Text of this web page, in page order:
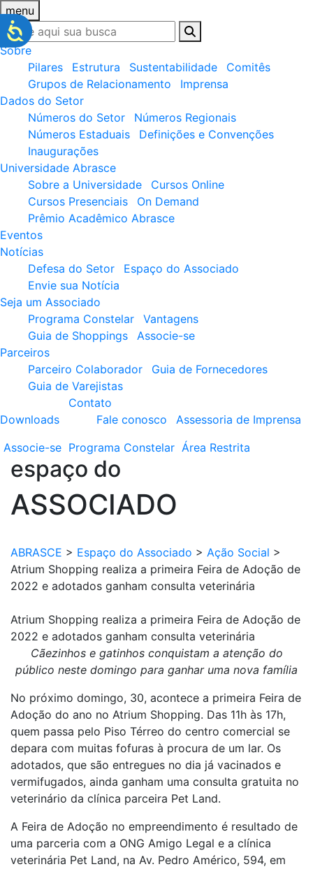
menu
Sobre
Pilares
Estrutura Sustentabilidade
Comitês
Grupos de Relacionamento
Imprensa
Dados do Setor
Números do Setor
Números Regionais
Números Estaduais
Definições e Convenções
Inaugurações
Universidade Abrasce
Sobre a Universidade
Cursos Online
Cursos Presenciais
On Demand
Prêmio Acadêmico Abrasce
Eventos
Notícias
Defesa do Setor
Espaço do Associado
Envie sua Notícia
Seja um Associado
Programa Constelar
Vantagens
Guia de Shoppings
Associe-se
Parceiros
Parceiro Colaborador
Guia de Fornecedores
Guia de Varejistas
Downloads
Contato
Fale conosco
Assessoria de Imprensa
Associe-se Programa Constelar Área Restrita
espaço do
ASSOCIADO
ABRASCE > Espaço do Associado > Ação Social >
Atrium Shopping realiza a primeira Feira de Adoção de
2022 e adotados ganham consulta veterinária
Atrium Shopping realiza a primeira Feira de Adoção de
2022 e adotados ganham consulta veterinária
Cãezinhos e gatinhos conquistam a atenção do
público neste domingo para ganhar uma nova família
No próximo domingo, 30, acontece a primeira Feira de
Adoção do ano no Atrium Shopping. Das 11h às 17h,
quem passa pelo Piso Térreo do centro comercial se
depara com muitas fofuras à procura de um lar. Os
adotados, que são entregues no dia já vacinados e
vermifugados, ainda ganham uma consulta gratuita no
veterinário da clínica parceira Pet Land.
A Feira de Adoção no empreendimento é resultado de
uma parceria com a ONG Amigo Legal e a clínica
veterinária Pet Land, na Av. Pedro Américo, 594, em